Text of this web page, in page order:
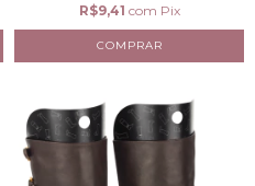
R$9,41 com Pix